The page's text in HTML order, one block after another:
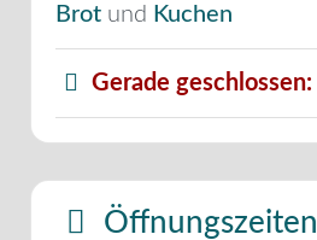
Brot und Kuchen
Gerade geschlossen:
Öffnungszeiten